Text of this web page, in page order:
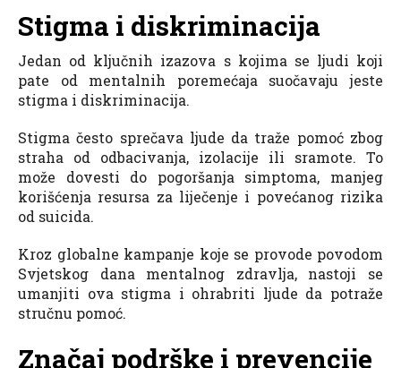
Stigma i diskriminacija
Jedan od ključnih izazova s kojima se ljudi koji
pate od mentalnih poremećaja suočavaju jeste
stigma i diskriminacija.
Stigma često sprečava ljude da traže pomoć zbog
straha od odbacivanja, izolacije ili sramote. To
može dovesti do pogoršanja simptoma, manjeg
korišćenja resursa za liječenje i povećanog rizika
od suicida.
Kroz globalne kampanje koje se provode povodom
Svjetskog dana mentalnog zdravlja, nastoji se
umanjiti ova stigma i ohrabriti ljude da potraže
stručnu pomoć.
Značaj podrške i prevencije